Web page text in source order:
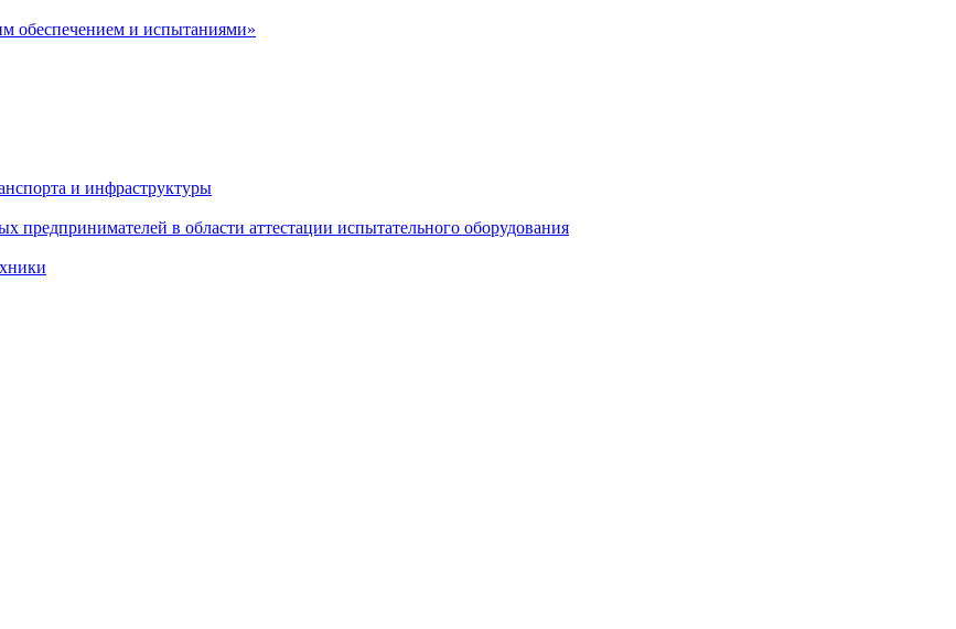
обеспечением и испытаниями»
и инфраструктуры
в области аттестации испытательного оборудования